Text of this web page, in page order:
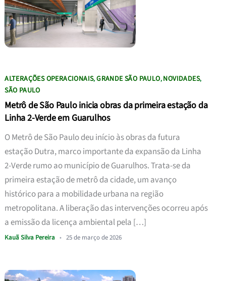
ALTERAÇÕES OPERACIONAIS,GRANDE SÃO PAULO,NOVIDADES,
SÃO PAULO
Metrô de São Paulo inicia obras da primeira estação da
Linha 2-Verde em Guarulhos
O Metrô de São Paulo deu início às obras da futura
estação Dutra, marco importante da expansão da Linha
2-Verde rumo ao município de Guarulhos. Trata-se da
primeira estação de metrô da cidade, um avanço
histórico para a mobilidade urbana na região
metropolitana. A liberação das intervenções ocorreu após
a emissão da licença ambiental pela […]
Kauã Silva Pereira • 25 de março de 2026